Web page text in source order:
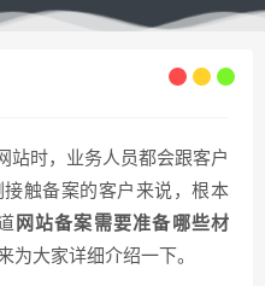
办理网站备案所需材料
时，业务人员都会跟客户
触备案的客户来说，根本
网站备案需要准备哪些材
为大家详细介绍一下。